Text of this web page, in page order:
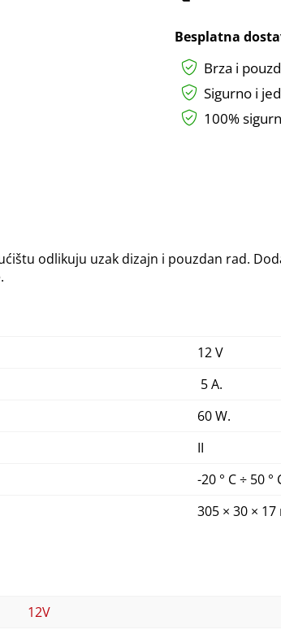
količina
Besplatna
Brza i
Sigurno i
100%
odlikuju uzak dizajn i pouzdan rad.
12 V
5 A.
60 W.
II
-20 ° C ÷ 50 °
305 × 30 × 17
12V